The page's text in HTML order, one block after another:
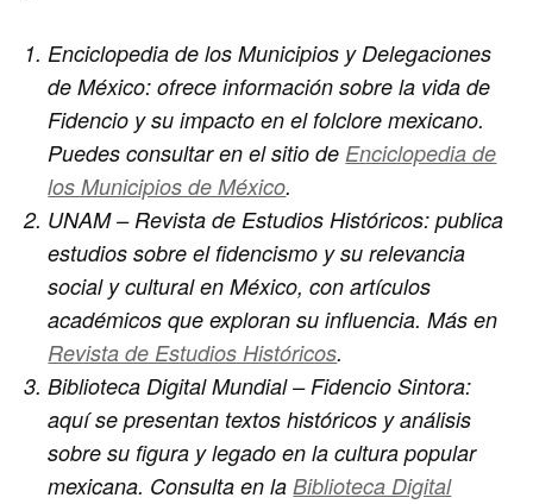
Enciclopedia de los Municipios y Delegaciones
de México: ofrece información sobre la vida de
Fidencio y su impacto en el folclore mexicano.
Puedes consultar en el sitio deEnciclopedia de
los Municipios de México.
UNAM – Revista de Estudios Históricos: publica
estudios sobre el fidencismo y su relevancia
social y cultural en México, con artículos
académicos que exploran su influencia. Más en
Revista de Estudios Históricos.
Biblioteca Digital Mundial – Fidencio Sintora:
aquí se presentan textos históricos y análisis
sobre su figura y legado en la cultura popular
mexicana. Consulta en laBiblioteca Digital